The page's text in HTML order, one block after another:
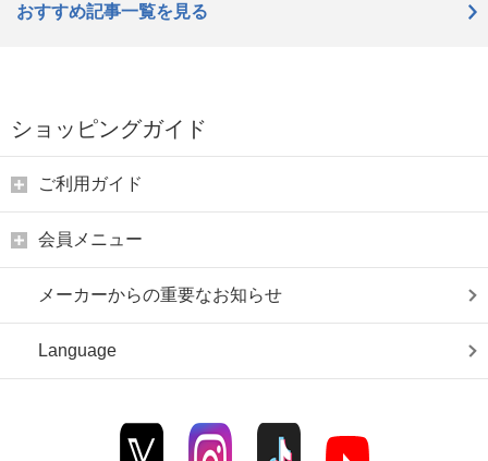
おすすめ記事一覧を見る
ショッピングガイド
ご利用ガイド
会員メニュー
メーカーからの重要なお知らせ
Language